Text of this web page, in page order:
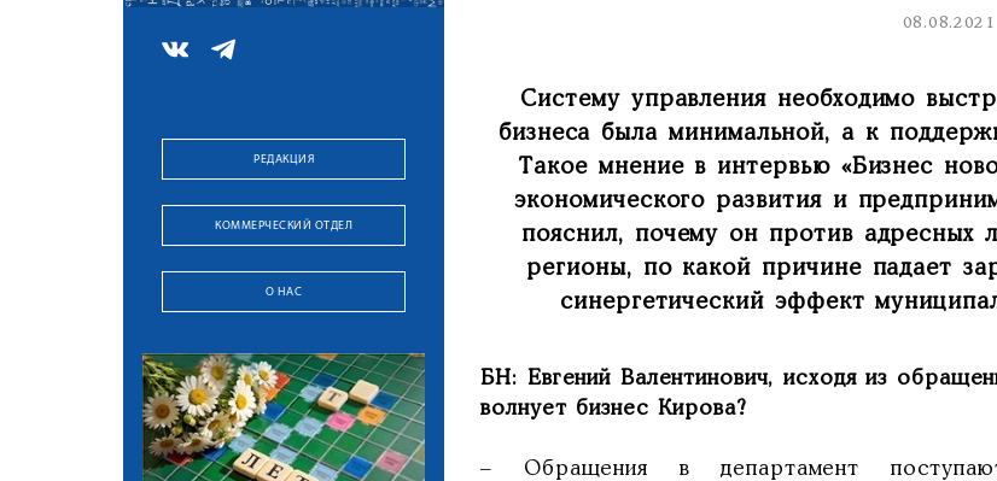
РЕДАКЦИЯ
КОММЕРЧЕСКИЙ ОТДЕЛ
О НАС
Систему управления необходимо
бизнеса была минимальной, а к
Такое мнение в интервью «Бизнес
экономического развития и
пояснил, почему он против адресных
регионы, по какой причине падает
синергетический эффект
БН: Евгений Валентинович, исходя из
волнует бизнес Кирова?
– Обращения в департамент